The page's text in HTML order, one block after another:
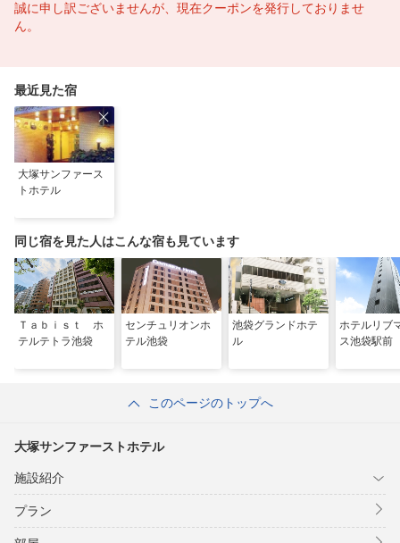
誠に申し訳ございませんが、現在クーポンを発行しておりませ
ん。
最近見た宿
大塚サンファース
トホテル
同じ宿を見た人はこんな宿も見ています
Ｔａｂｉｓｔ ホ
テルテトラ池袋
センチュリオンホ
テル池袋
池袋グランドホテ
ル
ホテルリブ
ス池袋駅前
このページのトップへ
大塚サンファーストホテル
施設紹介
プラン